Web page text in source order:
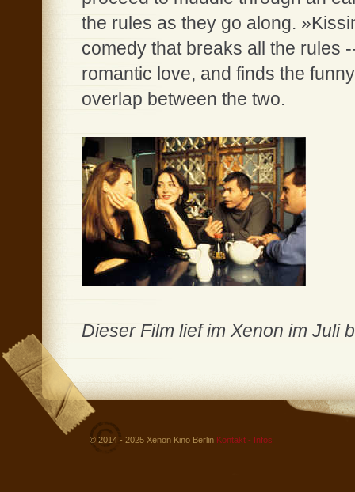
the rules as they go along.
comedy that breaks all the rules
romantic love, and finds the
overlap between the two.
Dieser Film lief im Xenon im Juli
© 2014 - 2025 Xenon Kino Berlin Kontakt - Infos